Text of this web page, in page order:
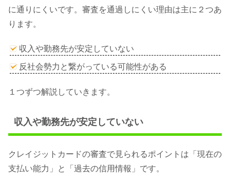
に通りにくいです。審査を通過しにくい理由は主に２つあ
ります。
収入や勤務先が安定していない
反社会勢力と繋がっている可能性がある
１つずつ解説していきます。
収入や勤務先が安定していない
クレイジットカードの審査で見られるポイントは「現在の
支払い能力」と「過去の信用情報」です。